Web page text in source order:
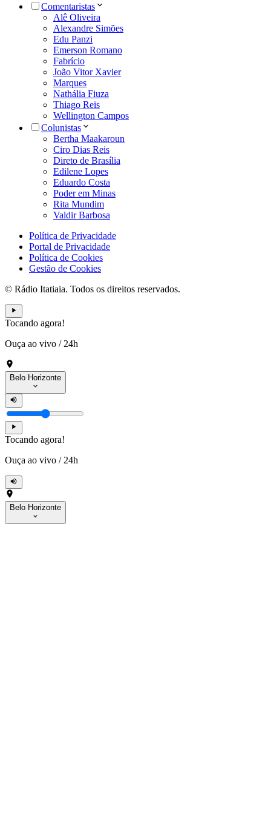
Comentaristas
Alê Oliveira
Alexandre Simões
Edu Panzi
Emerson Romano
Fabrício
João Vitor Xavier
Marques
Nathália Fiuza
Thiago Reis
Wellington Campos
Colunistas
Bertha Maakaroun
Ciro Dias Reis
Direto de Brasília
Edilene Lopes
Eduardo Costa
Poder em Minas
Rita Mundim
Valdir Barbosa
Política de Privacidade
Portal de Privacidade
Política de Cookies
Gestão de Cookies
© Rádio Itatiaia. Todos os direitos reservados.
Tocando agora!
Ouça ao vivo / 24h
Belo Horizonte
Tocando agora!
Ouça ao vivo / 24h
Belo Horizonte